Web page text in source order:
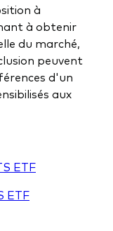
à
à obtenir
du marché,
peuvent
d'un
aux
ETF
ETF